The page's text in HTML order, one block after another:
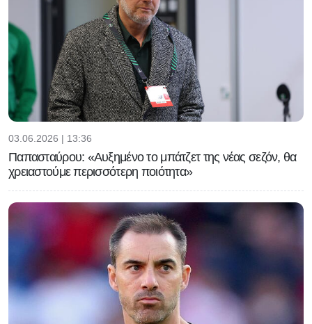
03.06.2026 | 13:36
Παπασταύρου: «Αυξημένο το μπάτζετ της νέας σεζόν, θα
χρειαστούμε περισσότερη ποιότητα»